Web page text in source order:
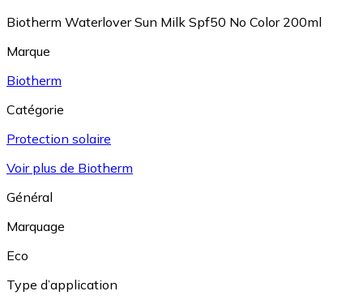
Biotherm Waterlover Sun Milk Spf50 No Color 200ml
Marque
Biotherm
Catégorie
Protection solaire
Voir plus de Biotherm
Général
Marquage
Eco
Type d’application